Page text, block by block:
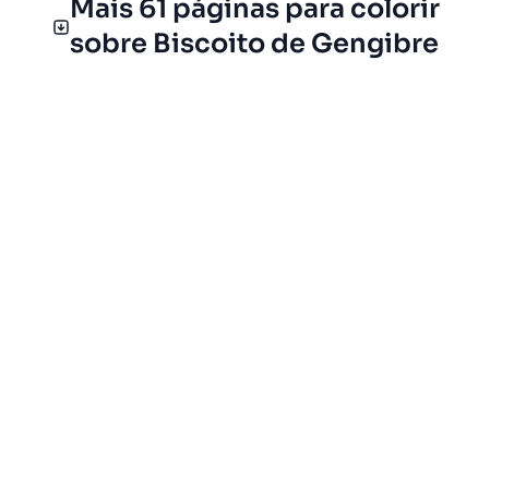
Mais 61 páginas para colorir
sobre Biscoito de Gengibre